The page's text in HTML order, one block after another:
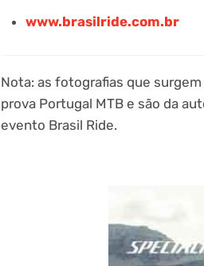
www.brasilride.com.br
Nota: as fotografias que
prova Portugal MTB e são da
evento Brasil Ride.